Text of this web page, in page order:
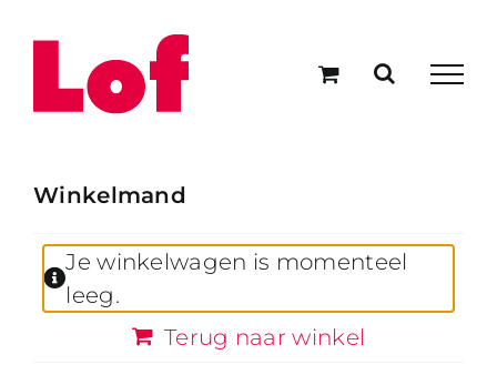
naar
inhoud
Winkelmand
Je winkelwagen is momenteel
leeg.
Terug naar winkel